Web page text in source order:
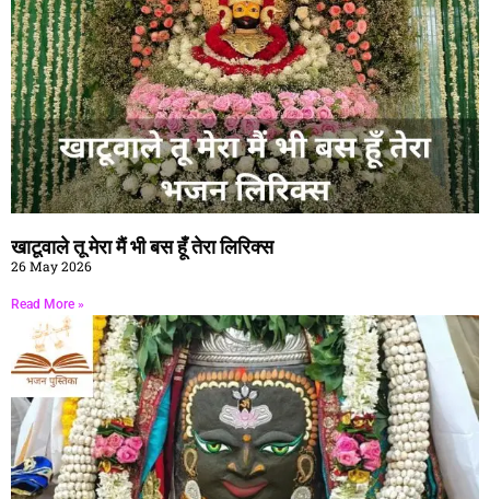
खाटूवाले तू मेरा मैं भी बस हूँ तेरा लिरिक्स
26 May 2026
Read More »